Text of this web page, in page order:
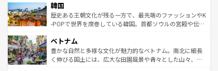
ワイを、存分に味わってほしい。 なお、新着のハワイ情報
はコンテンツ一覧を参照してほしい。
いる。アクティビティも充実しており、サーフィンやダイ
ビング、ハイキングなど、アウトドア好きにはたまらな
い。オーストラリアの多彩な魅力を存分に味わいつくそ
参照してほしい。
ン）、静ひつな山岳地帯である台湾東部など、都市の喧騒
と山間の静けさが共存しており、訪れる人に新しい発見と
驚きをもたらしてくれる。また、奥深い台湾の食文化も魅
容にもいいと評判のスイーツなど、バラエティ豊かな料理
が味わえる。 なお、新着の台湾情報は コンテンツ一覧を参
照してほしい。
韓国
歴史ある王朝文化が残る一方で、最先端のファッションやK
-POPで世界を席巻している韓国。首都ソウルの宮殿や伝統
き、地方に足を延ばせば四季折々の自然美を楽しむことが
できる。そして、キムチや焼肉、絶品のストリートフード
まで、さまざまな韓国料理が待っている。夜には、韓国な
ベトナム
豊かな自然と多様な文化が魅力的なベトナム。南北に細長
く伸びる国土には、広大な田園風景や青々とした山々、世